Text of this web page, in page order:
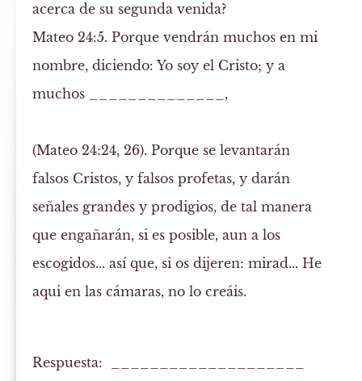
acerca de su segunda venida?
Mateo 24:5. Porque vendrán muchos en mi
nombre, diciendo: Yo soy el Cristo; y a
muchos ______________,
(Mateo 24:24, 26). Porque se levantarán
falsos Cristos, y falsos profetas, y darán
señales grandes yprodigios, de tal manera
que engañarán, si es posible, aun a los
escogidos... así que, si os dijeren: mirad... He
aqui en las cámaras,no locreáis.
Respuesta: ____________________